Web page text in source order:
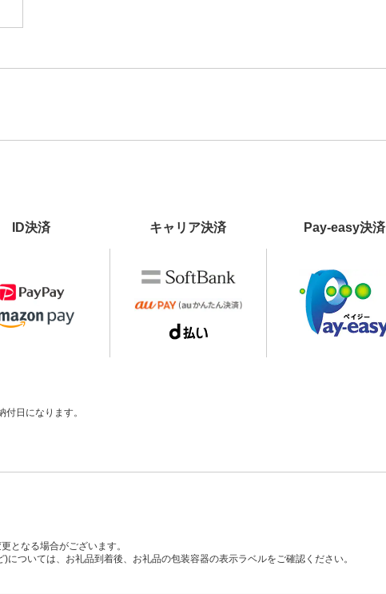
ID決済 キャリア決済 Pay-easy決済
日になります。
となる場合がございます。
ついては、お礼品到着後、お礼品の包装容器の表示ラベルをご確認ください。